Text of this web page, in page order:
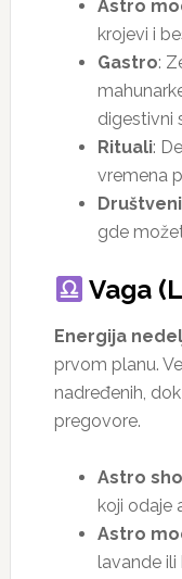
Astro
krojevi i
Gastro:
digestivni
Rituali:
vremena
gde
Vaga
Energija
prvom planu.
nadređenih,
pregovore.
Astro
koji odaje
Astro
lavande